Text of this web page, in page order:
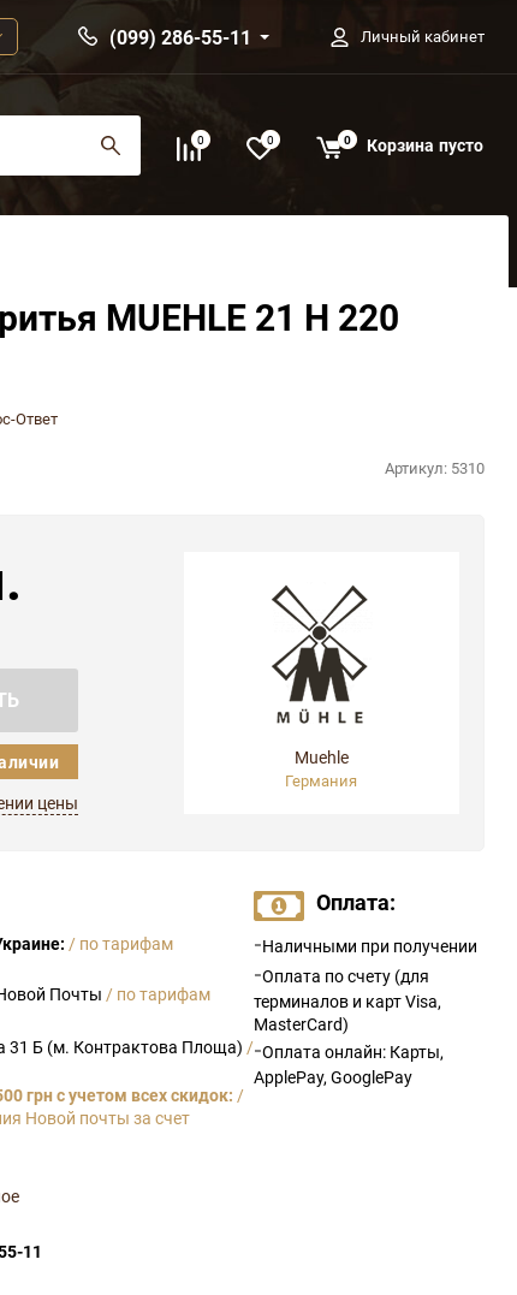
(099) 286-55-11 Личный кабинет
0 0 0 Корзина пусто
MUEHLE 21 H 220
Ответ
Артикул: 5310
цены
Muehle
Германия
/ по тарифам
Почты / по тарифам
31 Б (м. Контрактова Площа) /
грн с учетом всех скидок: /
Новой почты за счет
Оплата:
-Наличными при получении
-Оплата по счету (для
терминалов и карт Visa,
MasterCard)
-Оплата онлайн: Карты,
ApplePay, GooglePay
11